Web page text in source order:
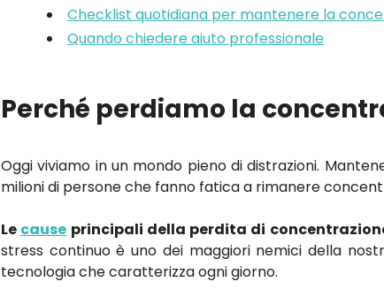
Checklist quotidiana per mantenere la
Quando chiedere aiuto professionale
Perché perdiamo la
Oggi viviamo in un mondo pieno di distrazioni.
milioni di persone che fanno fatica a rimanere
Le cause principali della perdita di
stress continuo è uno dei maggiori nemici della
tecnologia che caratterizza ogni giorno.